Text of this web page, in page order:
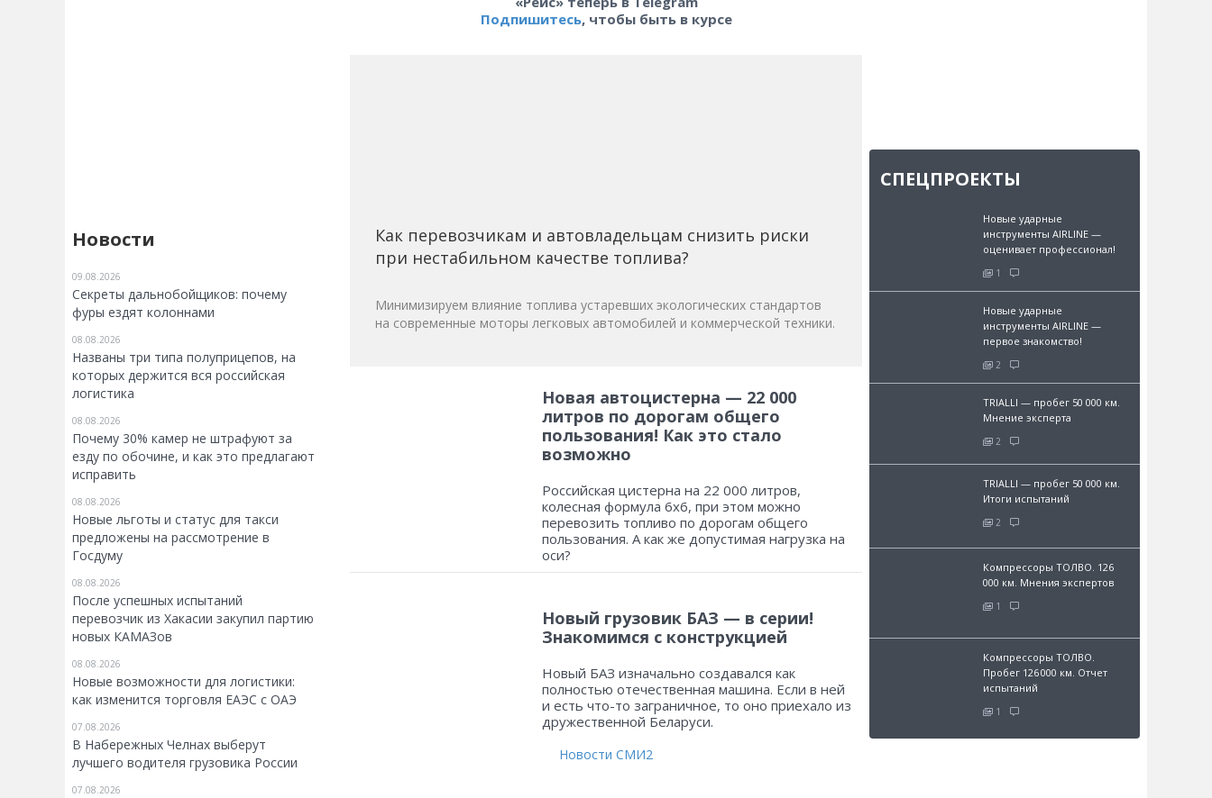
Новости
09.08.2026
Секреты дальнобойщиков: почему
фуры ездят колоннами
08.08.2026
Названы три типа полуприцепов, на
которых держится вся российская
логистика
08.08.2026
Почему 30% камер не штрафуют за
езду по обочине, и как это предлагают
исправить
08.08.2026
Новые льготы и статус для такси
предложены на рассмотрение в
Госдуму
08.08.2026
После успешных испытаний
перевозчик из Хакасии закупил партию
новых КАМАЗов
08.08.2026
Новые возможности для логистики:
как изменится торговля ЕАЭС с ОАЭ
07.08.2026
В Набережных Челнах выберут
лучшего водителя грузовика России
07.08.2026
Подпишитесь, чтобы быть в курсе
Как перевозчикам и автовладельцам снизить риски
при нестабильном качестве топлива?
Минимизируем влияние топлива устаревших экологических стандартов
на современные моторы легковых автомобилей и коммерческой техники.
Новая автоцистерна — 22 000
литров по дорогам общего
пользования! Как это стало
возможно
Российская цистерна на 22 000 литров,
колесная формула 6х6, при этом можно
перевозить топливо по дорогам общего
пользования. А как же допустимая нагрузка на
оси?
Новый грузовик БАЗ — в серии!
Знакомимся с конструкцией
Новый БАЗ изначально создавался как
полностью отечественная машина. Если в ней
и есть что-то заграничное, то оно приехало из
дружественной Беларуси.
Новости СМИ2
СПЕЦПРОЕКТЫ
Новые ударные
инструменты AIRLINE —
оценивает профессионал!
1
Новые ударные
инструменты AIRLINE —
первое знакомство!
2
TRIALLI — пробег 50 000 км.
Мнение эксперта
2
TRIALLI — пробег 50 000 км.
Итоги испытаний
2
Компрессоры ТОЛВО. 126
000 км. Мнения экспертов
1
Компрессоры ТОЛВО.
Пробег 126 000 км. Отчет
испытаний
1